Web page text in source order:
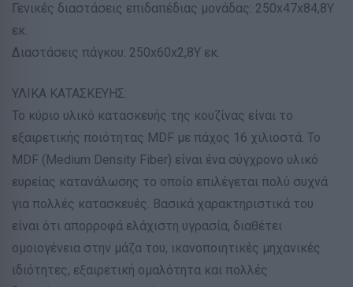
Γενικές διαστάσεις επιδαπέδιας μονάδας: 250x47x84,8Υ
εκ.
Διαστάσεις πάγκου: 250x60x2,8Υ εκ.
ΥΛΙΚΑ ΚΑΤΑΣΚΕΥΗΣ:
Το κύριο υλικό κατασκευής της κουζίνας είναι το
εξαιρετικής ποιότητας MDF με πάχος 16 χιλιοστά. Το
MDF (Medium Density Fiber) είναι ένα σύγχρονο υλικό
ευρείας κατανάλωσης το οποίο επιλέγεται πολύ συχνά
για πολλές κατασκευές. Βασικά χαρακτηριστικά του
είναι ότι απορροφά ελάχιστη υγρασία, διαθέτει
ομοιογένεια στην μάζα του, ικανοποιητικές μηχανικές
ιδιότητες, εξαιρετική ομαλότητα και πολλές